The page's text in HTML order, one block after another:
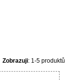
Zobrazuji: 1-5 produktů